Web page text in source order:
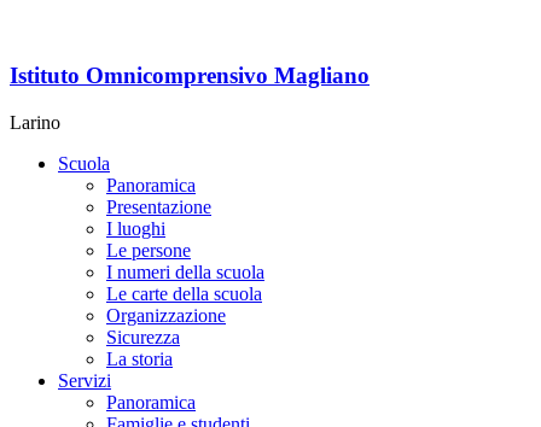
Istituto Omnicomprensivo Magliano
Larino
Scuola
Panoramica
Presentazione
I luoghi
Le persone
I numeri della scuola
Le carte della scuola
Organizzazione
Sicurezza
La storia
Servizi
Panoramica